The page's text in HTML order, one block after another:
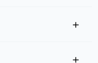
тестирования,